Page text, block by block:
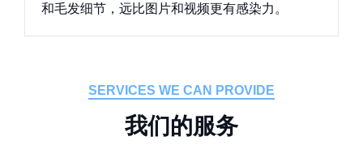
和毛发细节，远比图片和视频更有感染力。
SERVICES WE CAN PROVIDE
我们的服务